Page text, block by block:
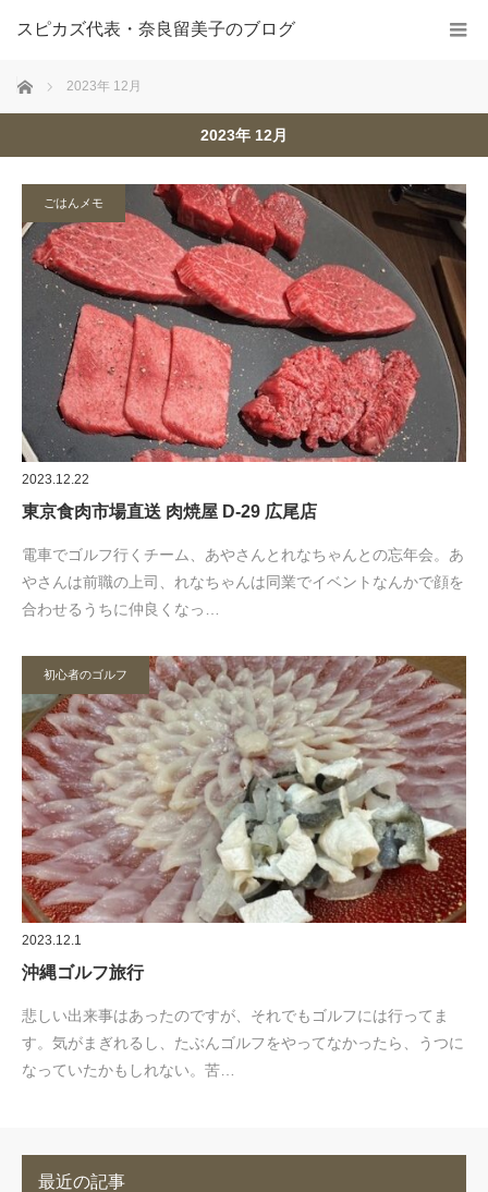
スピカズ代表・奈良留美子のブログ
ホーム 2023年 12月
2023年 12月
ごはんメモ
2023.12.22
東京食肉市場直送 肉焼屋 D-29 広尾店
電車でゴルフ行くチーム、あやさんとれなちゃんとの忘年会。あ
やさんは前職の上司、れなちゃんは同業でイベントなんかで顔を
合わせるうちに仲良くなっ…
初心者のゴルフ
2023.12.1
沖縄ゴルフ旅行
悲しい出来事はあったのですが、それでもゴルフには行ってま
す。気がまぎれるし、たぶんゴルフをやってなかったら、うつに
なっていたかもしれない。苦…
最近の記事